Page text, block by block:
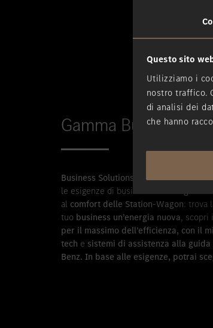
Questo sito
Utilizziamo i
nostro traffico.
di analisi dei
che hanno
Gamma Business
Business Solutions di Mercedes-Benz
le esigenze di business. Dall’eleganza
al comfort delle Station-Wagon: trova
tuo business un’energia nuova, scopri i
per il massimo dell’efficienza, con il
tech e sistemi di assistenza alla guida
Benz. In base alle esigenze, potrai